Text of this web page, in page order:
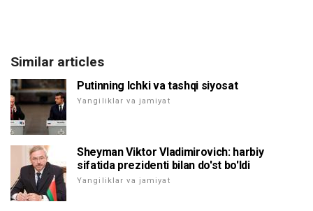
Similar articles
Putinning Ichki va tashqi siyosat
Yangiliklar va jamiyat
Sheyman Viktor Vladimirovich: harbiy
sifatida prezidenti bilan do'st bo'ldi
Yangiliklar va jamiyat